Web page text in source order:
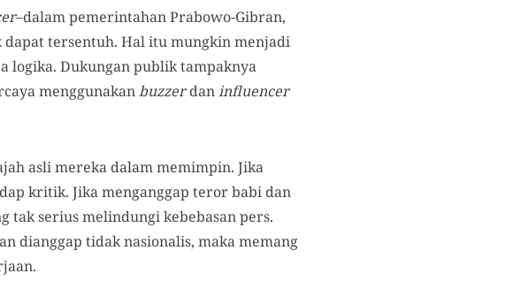
–dalam pemerintahan Prabowo-Gibran,
dapat tersentuh. Hal itu mungkin menjadi
logika. Dukungan publik tampaknya
menggunakanbuzzerdaninfluencer
asli mereka dalam memimpin. Jika
kritik. Jika menganggap teror babi dan
tak serius melindungi kebebasan pers.
dianggap tidak nasionalis, maka memang